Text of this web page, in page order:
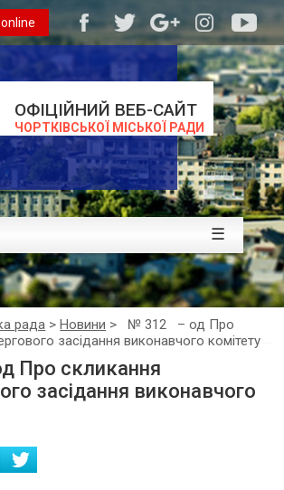
ОФІЦІЙНИЙ ВЕБ-САЙТ
ЧОРТКІВСЬКОЇ МІСЬКОЇ РАДИ
online
☰
рада >Новини >
№ 312 – од Про
засідання виконавчого комітету
Про скликання
засідання виконавчого